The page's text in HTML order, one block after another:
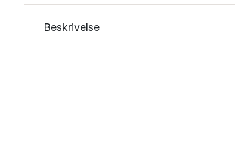
Beskrivelse